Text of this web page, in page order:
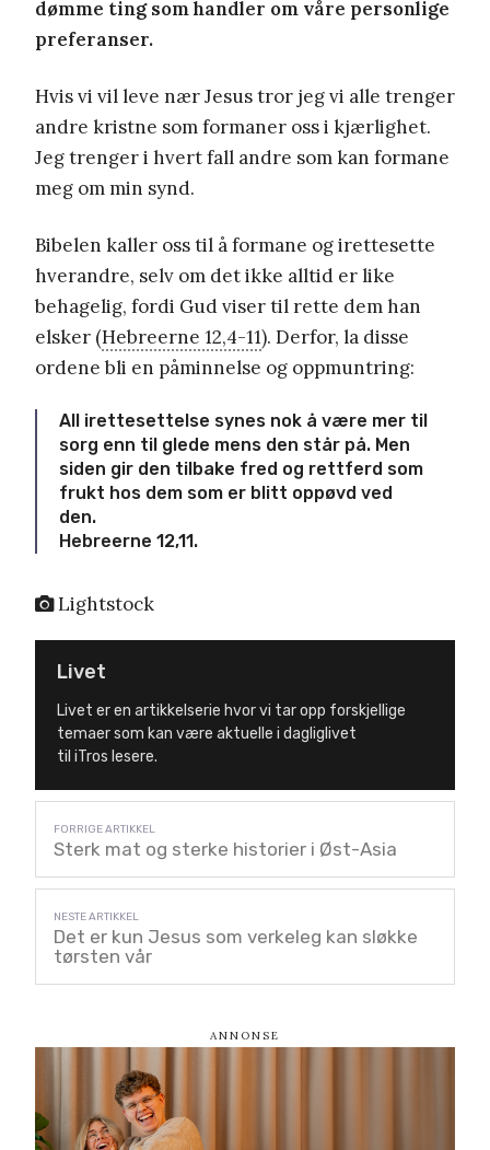
dømme ting som handler om våre personlige
preferanser.
Hvis vi vil leve nær Jesus tror jeg vi alle trenger
andre kristne som formaner oss i kjærlighet.
Jeg trenger i hvert fall andre som kan formane
meg om min synd.
Bibelen kaller oss til å formane og irettesette
hverandre, selv om det ikke alltid er like
behagelig, fordi Gud viser til rette dem han
elsker (Hebreerne 12,4-11). Derfor, la disse
ordene bli en påminnelse og oppmuntring:
All irettesettelse synes nok å være mer til
sorg enn til glede mens den står på. Men
siden gir den tilbake fred og rettferd som
frukt hos dem som er blitt oppøvd ved
den.
Hebreerne 12,11.
Lightstock
Livet
Livet er en artikkelserie hvor vi tar opp forskjellige
temaer som kan være aktuelle i dagliglivet
til iTros lesere.
Sterk mat og sterke historier i Øst-Asia
Det er kun Jesus som verkeleg kan sløkke
tørsten vår